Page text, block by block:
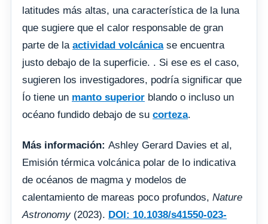
latitudes más altas, una característica de la luna
que sugiere que el calor responsable de gran
parte de la actividad volcánicase encuentra
justo debajo de la superficie. . Si ese es el caso,
sugieren los investigadores, podría significar que
Ío tiene un manto superior blando o incluso un
océano fundido debajo de su corteza.
Más información: Ashley Gerard Davies et al,
Emisión térmica volcánica polar de Io indicativa
de océanos de magma y modelos de
calentamiento de mareas poco profundos, Nature
Astronomy(2023). DOI: 10.1038/s41550-023-